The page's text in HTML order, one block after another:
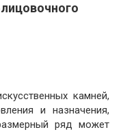
камней,
и назначения,
ряд может